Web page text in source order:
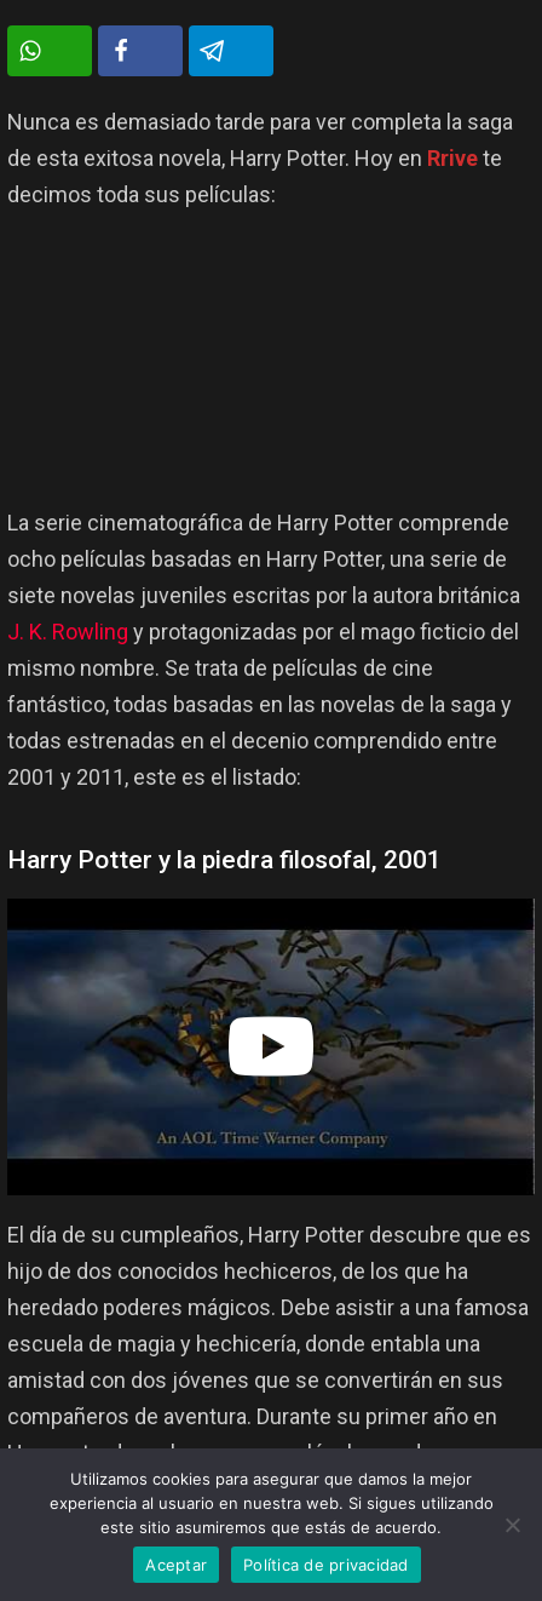
Nunca es demasiado tarde para ver completa la saga
de esta exitosa novela, Harry Potter. Hoy en Rrivete
decimos toda sus películas:
La serie cinematográfica de Harry Potter comprende
ocho películas basadas en Harry Potter, una serie de
siete novelas juveniles escritas por la autora británica
J. K. Rowling y protagonizadas por el mago ficticio del
mismo nombre. Se trata de películas de cine
fantástico, todas basadas en las novelas de la saga y
todas estrenadas en el decenio comprendido entre
2001 y 2011, este es el listado:
Harry Potter y la piedra filosofal, 2001
El día de su cumpleaños, Harry Potter descubre que es
hijo de dos conocidos hechiceros, de los que ha
heredado poderes mágicos. Debe asistir a una famosa
escuela de magia y hechicería, donde entabla una
amistad con dos jóvenes que se convertirán en sus
compañeros de aventura. Durante su primer año en
Hogwarts, descubre que un malévolo y poderoso
mago llamado Voldemort está en busca de una piedra
filosofal que alarga la vida de quien la posee.
Utilizamos cookies para asegurar que damos la mejor
experiencia al usuario en nuestra web. Si sigues utilizando
este sitio asumiremos que estás de acuerdo.
Aceptar
Política de privacidad